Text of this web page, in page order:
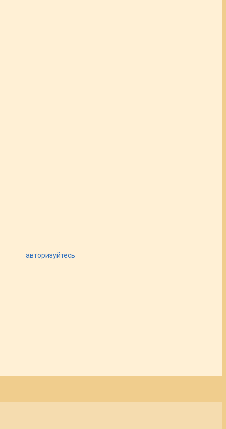
авторизуйтесь